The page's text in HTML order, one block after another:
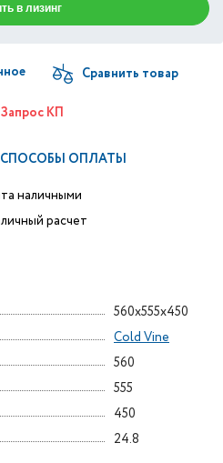
в лизинг
Запрос КП
ОПЛАТЫ
наличными
расчет
560x555x450
Cold Vine
560
555
450
24.8